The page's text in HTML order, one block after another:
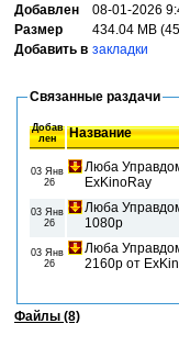
Добавлен
08-01-2026
Размер
434.04 MB
Добавить в закладки
Связанные раздачи
Добав
лен
Название
03 Янв
26
Люба
ExKinoRay
03 Янв
26
Люба
1080p
03 Янв
26
Люба
2160p от
Файлы (8)